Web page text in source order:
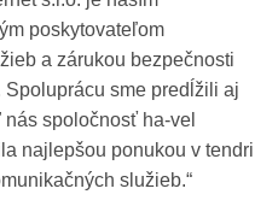
poskytovateľom
a zárukou bezpečnosti
sme predĺžili aj
nás spoločnosť ha-vel
najlepšou ponukou v tendri
služieb.